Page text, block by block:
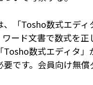
「Tosho数式エディ
ワード文書で数式を正
Tosho数式エディタ」
要です。会員向け無償